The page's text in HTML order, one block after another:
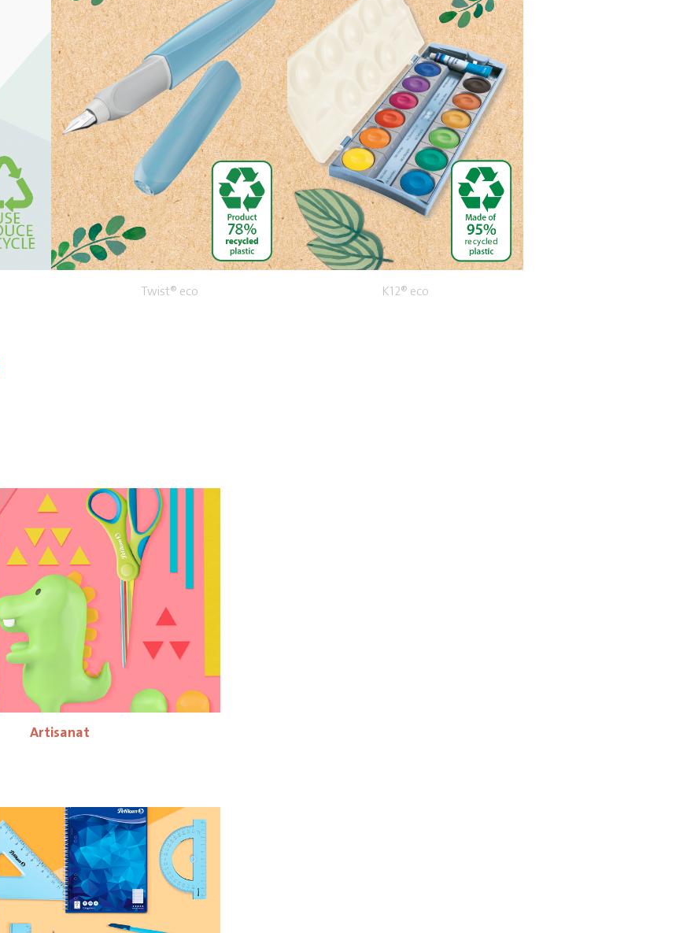
Twist® eco K12® eco
Artisanat